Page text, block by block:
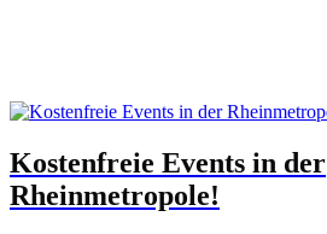
Kostenfreie Events in der
Rheinmetropole!